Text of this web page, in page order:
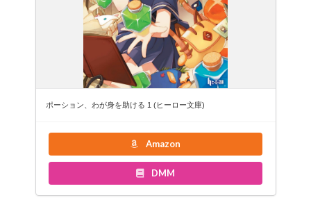
ポーション、わが身を助ける 1 (ヒーロー文庫)
Amazon
DMM